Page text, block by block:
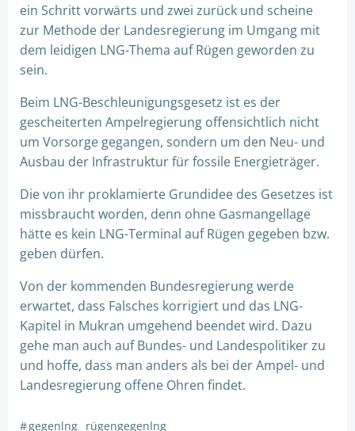
ein Schritt vorwärts und zwei zurück und scheine
zur Methode der Landesregierung im Umgang mit
dem leidigen LNG-Thema auf Rügen geworden zu
sein.
Beim LNG-Beschleunigungsgesetz ist es der
gescheiterten Ampelregierung offensichtlich nicht
um Vorsorge gegangen, sondern um den Neu- und
Ausbau der Infrastruktur für fossile Energieträger.
Die von ihr proklamierte Grundidee des Gesetzes ist
missbraucht worden, denn ohne Gasmangellage
hätte es kein LNG-Terminal auf Rügen gegeben bzw.
geben dürfen.
Von der kommenden Bundesregierung werde
erwartet, dass Falsches korrigiert und das LNG-
Kapitel in Mukran umgehend beendet wird. Dazu
gehe man auch auf Bundes- und Landespolitiker zu
und hoffe, dass man anders als bei der Ampel- und
Landesregierung offene Ohren findet.
#gegenlng rügengegenlng